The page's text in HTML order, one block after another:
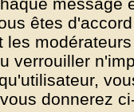
êtes
les
verrouiller
donnerez